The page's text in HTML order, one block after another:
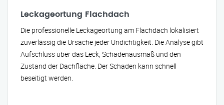
Leckageortung Flachdach
Die professionelle Leckageortung am Flachdach lokalisiert
zuverlässig die Ursache jeder Undichtigkeit. Die Analyse gibt
Aufschluss über das Leck, Schadenausmaß und den
Zustand der Dachfläche. Der Schaden kann schnell
beseitigt werden.